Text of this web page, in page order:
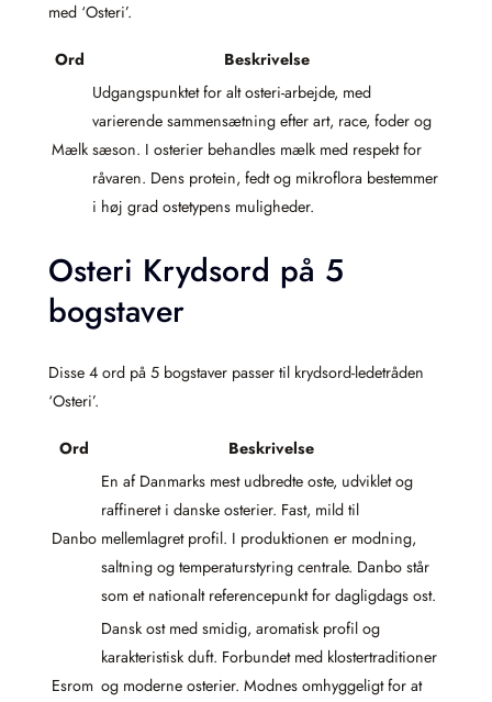
med ‘Osteri’.
Ord Beskrivelse
Mælk
Udgangspunktet for alt osteri-arbejde, med
varierende sammensætning efter art, race, foder og
sæson. I osterier behandles mælk med respekt for
råvaren. Dens protein, fedt og mikroflora bestemmer
i høj grad ostetypens muligheder.
Osteri Krydsord på 5
bogstaver
Disse 4 ord på 5 bogstaver passer til krydsord-ledetråden
‘Osteri’.
Ord Beskrivelse
Danbo
En af Danmarks mest udbredte oste, udviklet og
raffineret i danske osterier. Fast, mild til
mellemlagret profil. I produktionen er modning,
saltning og temperaturstyring centrale. Danbo står
som et nationalt referencepunkt for dagligdags ost.
Esrom
Dansk ost med smidig, aromatisk profil og
karakteristisk duft. Forbundet med klostertraditioner
og moderne osterier. Modnes omhyggeligt for at